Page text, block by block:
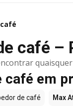
café –
café em
de café Max